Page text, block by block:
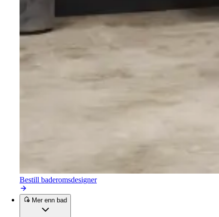
Bestill baderomsdesigner
Mer enn bad